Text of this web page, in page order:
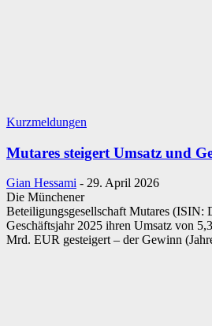
Kurzmeldungen
Mutares steigert Umsatz und
Gian Hessami - 29. April 2026
Die Münchener
Beteiligungsgesellschaft Mutares
Geschäftsjahr 2025 ihren Umsatz von
Mrd. EUR gesteigert – der Gewinn